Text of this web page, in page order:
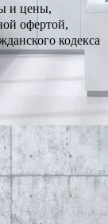
и цены,
офертой,
кодекса